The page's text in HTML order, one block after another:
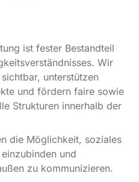
ist fester Bestandteil
Wir
unterstützen
und fördern faire sowie
Strukturen innerhalb der
die Möglichkeit, soziales
und
zu kommunizieren.